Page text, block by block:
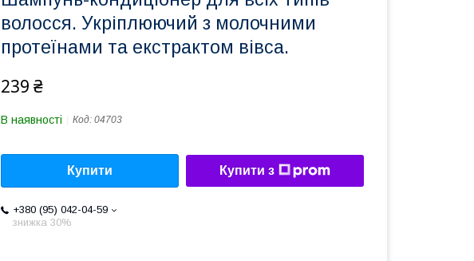
волосся. Укріплюючий з молочними
протеїнами та екстрактом вівса.
239 ₴
В наявності Код: 04703
Купити Купити з
+380 (95) 042-04-59
знижка 30%